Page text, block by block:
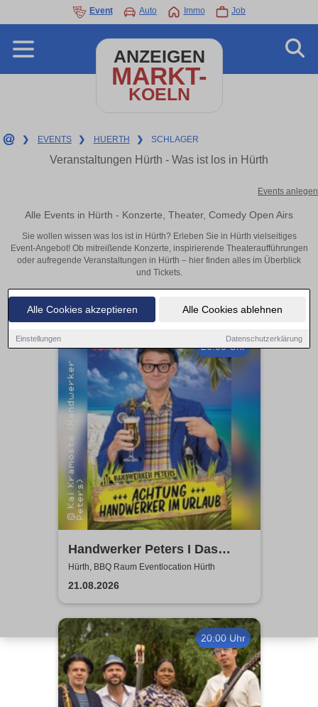
Alle Cookies akzeptieren Alle Cookies ablehnen
Einstellungen Datenschutzerklärung
Event Auto Immo Job
ANZEIGEN
MARKT-
KOELN
❯ EVENTS ❯ HUERTH ❯ SCHLAGER
Veranstaltungen Hürth - Was ist los in Hürth
Events anlegen
Alle Events in Hürth - Konzerte, Theater, Comedy Open Airs
Sie wollen wissen was los ist in Hürth? Erleben Sie in Hürth vielseitiges
Event-Angebot! Ob mitreißende Konzerte, inspirierende Theateraufführungen
oder aufregende Veranstaltungen in Hürth – hier finden alles im Überblick
und Tickets.
20:00 Uhr
Handwerker Peters I Das
Sommer Event | Achtung -
Handwerker im UrlaubOpen
Air
Hürth, BBQ Raum Eventlocation Hürth
21.08.2026
20:00 Uhr